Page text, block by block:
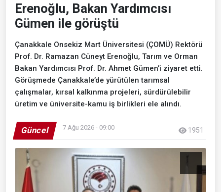
Erenoğlu, Bakan Yardımcısı
Gümen ile görüştü
Çanakkale Onsekiz Mart Üniversitesi (ÇOMÜ) Rektörü
Prof. Dr. Ramazan Cüneyt Erenoğlu, Tarım ve Orman
Bakan Yardımcısı Prof. Dr. Ahmet Gümen’i ziyaret etti.
Görüşmede Çanakkale’de yürütülen tarımsal
çalışmalar, kırsal kalkınma projeleri, sürdürülebilir
üretim ve üniversite-kamu iş birlikleri ele alındı.
Güncel 7 Ağu 2026 - 09:00 1951